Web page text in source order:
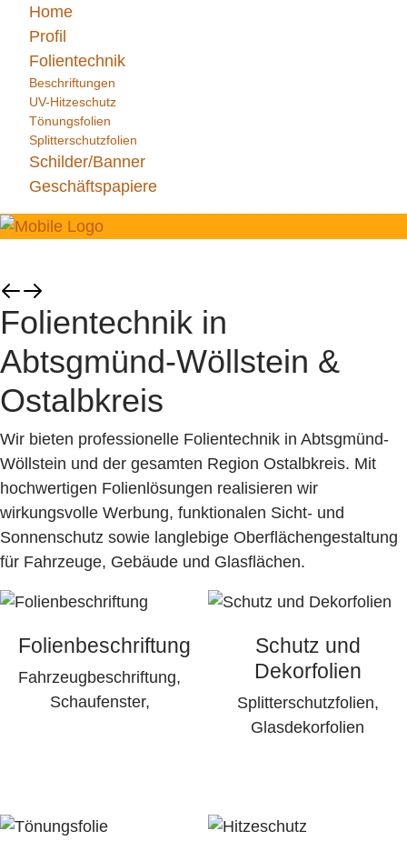
Home
Profil
Folientechnik
Beschriftungen
UV-Hitzeschutz
Tönungsfolien
Splitterschutzfolien
Schilder/Banner
Geschäftspapiere
Folientechnik in
Abtsgmünd-Wöllstein &
Ostalbkreis
Wir bieten professionelle Folientechnik in Abtsgmünd-
Wöllstein und der gesamten Region Ostalbkreis. Mit
hochwertigen Folienlösungen realisieren wir
wirkungsvolle Werbung, funktionalen Sicht- und
Sonnenschutz sowie langlebige Oberflächengestaltung
für Fahrzeuge, Gebäude und Glasflächen.
Folienbeschriftung
Fahrzeugbeschriftung,
Schaufenster,
Schutz und
Dekorfolien
Splitterschutzfolien,
Glasdekorfolien